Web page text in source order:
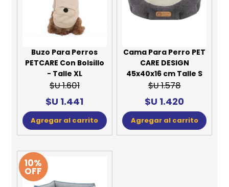
Buzo Para Perros
PETCARE Con Bolsillo
- Talle XL
$U 1.601
$U 1.441
Agregar al carrito
Cama Para Perro PET
CARE DESIGN
45x40x16 cm Talle S
$U 1.578
$U 1.420
Agregar al carrito
10%
OFF